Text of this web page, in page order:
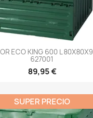
ECO KING 600 L
627001
89,95 €
SUPER PRECIO